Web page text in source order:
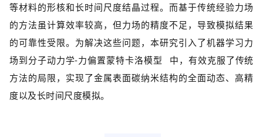
等材料的形核和长时间尺度结晶过程。而基于传统经验力场
的方法虽计算效率较高，但力场的精度不足，导致模拟结果
的可靠性受限。为解决这些问题，本研究引入了机器学习力
场到分子动力学-力偏置蒙特卡洛模型
中，有效克服了传统
方法的局限，实现了金属表面碳纳米结构的全面动态、高精
度以及长时间尺度模拟。